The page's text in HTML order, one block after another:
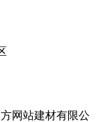
网站建材有限公